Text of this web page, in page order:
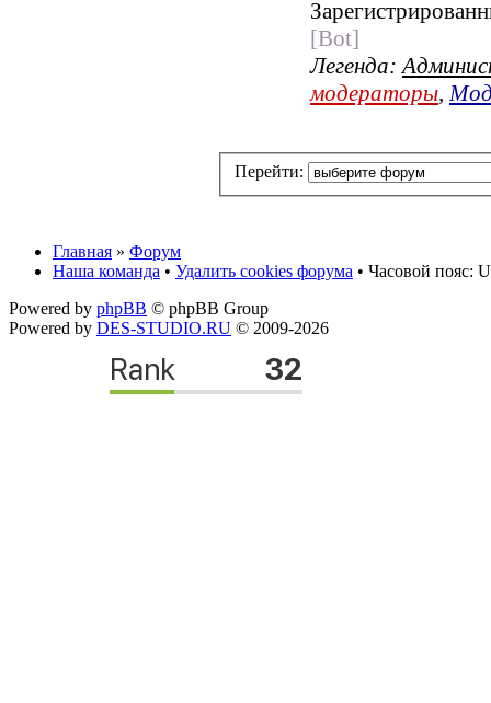
[Bot]
Легенда:
модераторы,
Перейти:
Главная » Форум
Наша команда • Удалить cookies форума • Часовой пояс:
Powered by phpBB © phpBB Group
Powered by DES-STUDIO.RU © 2009-2026